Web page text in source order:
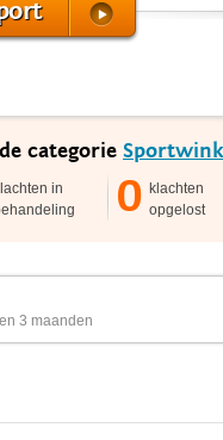
categorie
in
0 klachten
opgelost
3 maanden